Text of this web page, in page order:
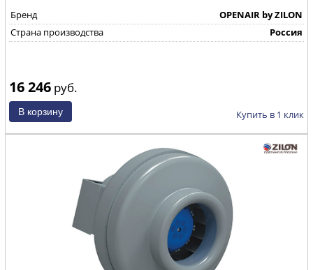
Бренд
OPENAIR by ZILON
Страна производства
Россия
16 246 руб.
Купить в 1 клик